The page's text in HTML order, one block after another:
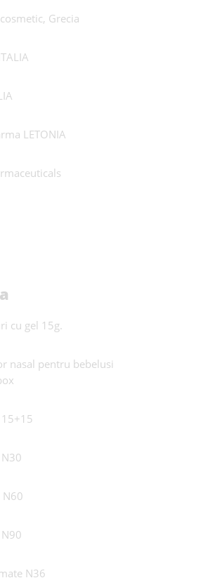
Grecia
LETONIA
cu gel 15g.
nasal pentru bebelusi
N60
N36